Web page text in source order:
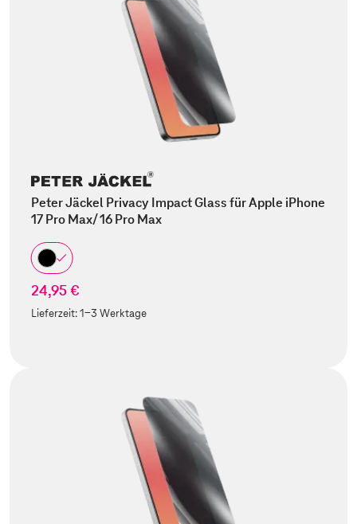
Peter Jäckel Privacy Impact Glass für Apple iPhone
17 Pro Max/ 16 Pro Max
24,95 €
Lieferzeit:1-3 Werktage